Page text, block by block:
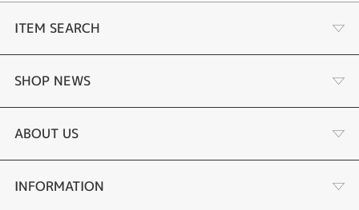
ITEM SEARCH
婚約指輪
結婚指輪
セットリング
SHOP NEWS
商品一覧
ブランドリスト
ABOUT US
店舗情報・会社概要
INFORMATION